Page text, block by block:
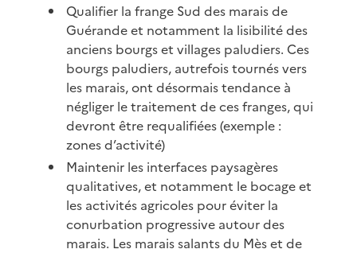
Qualifier la frange Sud des marais de
Guérande et notamment la lisibilité des
anciens bourgs et villages paludiers. Ces
bourgs paludiers, autrefois tournés vers
les marais, ont désormais tendance à
négliger le traitement de ces franges, qui
devront être requalifiées (exemple :
zones d’activité)
Maintenir les interfaces paysagères
qualitatives, et notamment le bocage et
les activités agricoles pour éviter la
conurbation progressive autour des
marais. Les marais salants du Mès et de